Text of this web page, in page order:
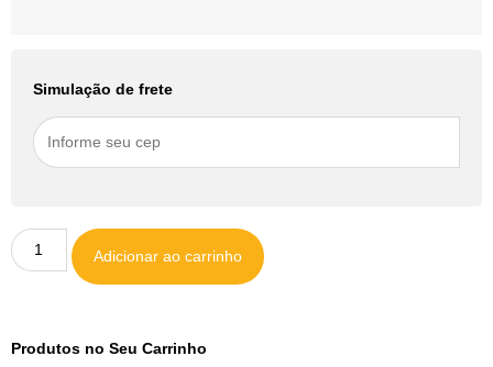
Simulação de frete
Adicionar ao carrinho
Produtos no Seu Carrinho